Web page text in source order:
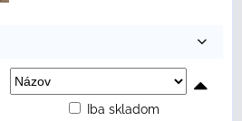
Iba skladom